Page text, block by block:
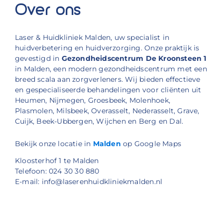
Over ons
Laser & Huidkliniek Malden, uw specialist in
huidverbetering en huidverzorging. Onze praktijk is
gevestigd in Gezondheidscentrum De Kroonsteen 1
in Malden, een modern gezondheidscentrum met een
breed scala aan zorgverleners. Wij bieden effectieve
en gespecialiseerde behandelingen voor cliënten uit
Heumen, Nijmegen, Groesbeek, Molenhoek,
Plasmolen, Milsbeek, Overasselt, Nederasselt, Grave,
Cuijk, Beek-Ubbergen, Wijchen en Berg en Dal.
Bekijk onze locatie in Malden op Google Maps
Kloosterhof 1 te Malden
Telefoon: 024 30 30 880
E-mail: info@laserenhuidkliniekmalden.nl